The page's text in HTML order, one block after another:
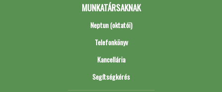
MUNKATÁRSAKNAK
Neptun (oktatói)
Telefonkönyv
Kancellária
Segítségkérés